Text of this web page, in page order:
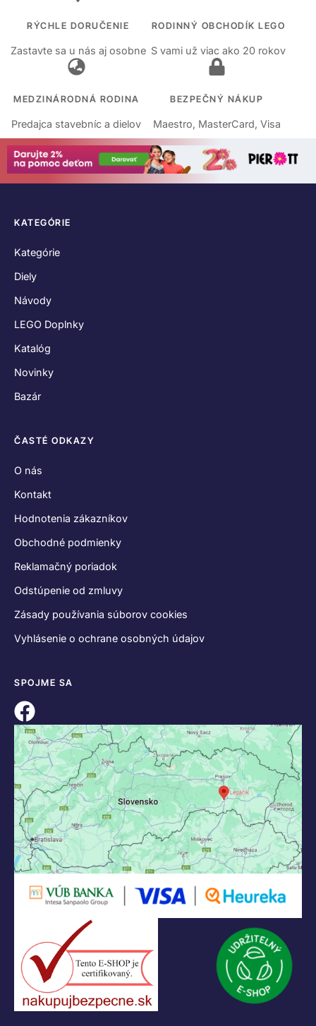
RÝCHLE DORUČENIE
Zastavte sa u nás aj osobne
RODINNÝ OBCHODÍK LEGO
S vami už viac ako 20 rokov
MEDZINÁRODNÁ RODINA
Predajca stavebníc a dielov
BEZPEČNÝ NÁKUP
Maestro, MasterCard, Visa
KATEGÓRIE
Kategórie
Diely
Návody
LEGO Doplnky
Katalóg
Novinky
Bazár
ČASTÉ ODKAZY
O nás
Kontakt
Hodnotenia zákazníkov
Obchodné podmienky
Reklamačný poriadok
Odstúpenie od zmluvy
Zásady používania súborov cookies
Vyhlásenie o ochrane osobných údajov
SPOJME SA